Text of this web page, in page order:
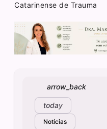
Catarinense de Trauma
arrow_back
today
Notícias